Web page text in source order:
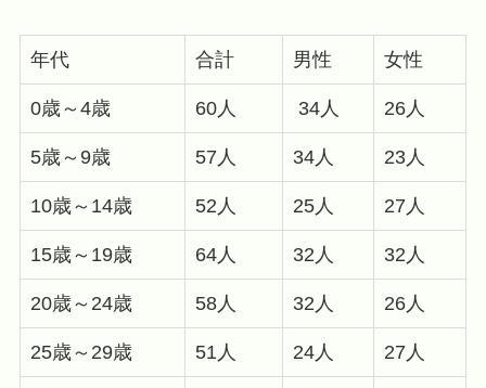
年代 合計 男性 女性
0歳～4歳 60人 34人 26人
5歳～9歳 57人 34人 23人
10歳～14歳 52人 25人 27人
15歳～19歳 64人 32人 32人
20歳～24歳 58人 32人 26人
25歳～29歳 51人 24人 27人